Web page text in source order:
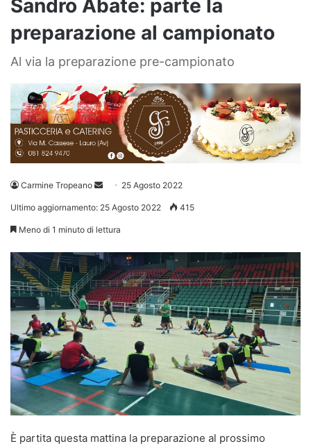
Sandro Abate: parte la
preparazione al campionato
Al via la preparazione pre-campionato
Carmine Tropeano
Invia 25 Agosto 2022
Ultimo aggiornamento: 25 Agosto 2022 415
Meno di 1 minuto di lettura
È partita questa mattina la preparazione al prossimo